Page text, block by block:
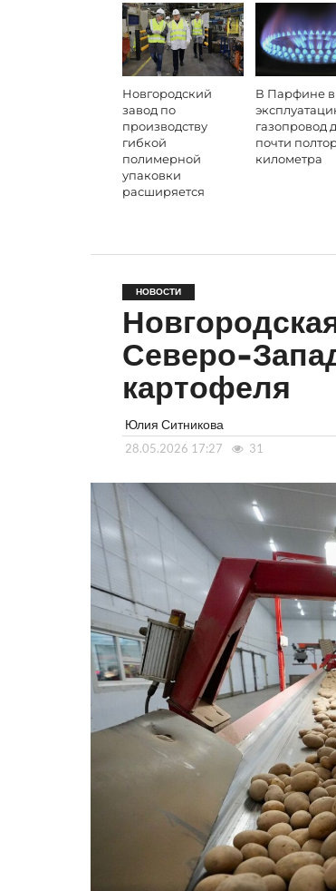
Новгородский
завод по
производству
гибкой
полимерной
упаковки
расширяется
В Парфине
газопровод
почти
километра
НОВОСТИ
Северо-
картофеля
Юлия Ситникова
28.05.2026 17:27 31